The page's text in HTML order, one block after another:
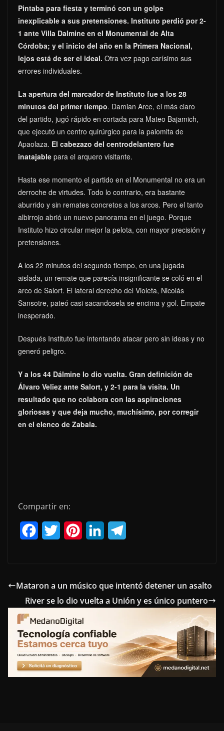
Pintaba para fiesta y terminó con un golpe
inexplicable a sus pretensiones. Instituto perdió por 2-
1 ante Villa Dalmine en el Monumental de Alta
Córdoba; y el inicio del año en la Primera Nacional,
lejos está de ser el ideal. Otra vez pago carísimo sus
errores individuales.
La apertura del marcador de Instituto fue a los 28
minutos del primer tiempo. Damian Arce, el más claro
del partido, jugó rápido en cortada para Mateo Bajamich,
que ejecutó un centro quirúrgico para la palomita de
Apaolaza. El cabezazo del centrodelantero fue
inatajable para el arquero visitante.
Hasta ese momento el partido en el Monumental no era un
derroche de virtudes. Todo lo contrario, era bastante
aburrido y sin remates concretos a los arcos. Pero el tanto
albirrojo abrió un nuevo panorama en el juego. Porque
Instituto hizo circular mejor la pelota, con mayor precisión y
pretensiones.
A los 22 minutos del segundo tiempo, en una jugada
aislada, un remate que parecía insignificante se coló en el
arco de Salort. El lateral derecho del Violeta, Nicolás
Sansotre, pateó casi sacandosela se encima y gol. Empate
inesperado.
Después Instituto fue intentando atacar pero sin ideas y no
generó peligro.
Y a los 44 Dálmine lo dio vuelta. Gran definición de
Álvaro Veliez ante Salort, y 2-1 para la visita. Un
resultado que no colabora con las aspiraciones
gloriosas y que deja mucho, muchísimo, por corregir
en el elenco de Zabala.
Compartir en:
e
b
o
o
k
t
t
e
r
t
e
r
e
s
t
k
e
I
n
e
g
a
m
Mataron a un músico que intentó detener un asalto
River se lo dio vuelta a Unión y es único puntero